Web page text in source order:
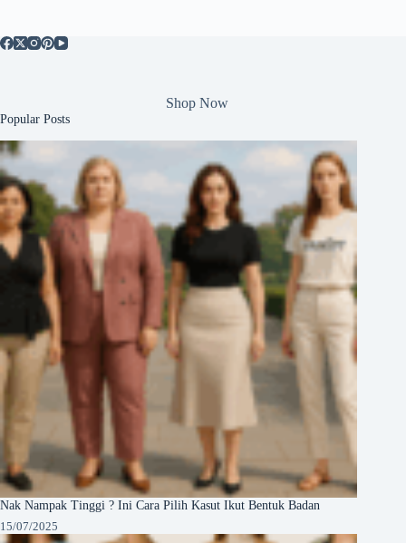
Shop Now
Popular Posts
Nak Nampak Tinggi ? Ini Cara Pilih Kasut Ikut Bentuk Badan
15/07/2025